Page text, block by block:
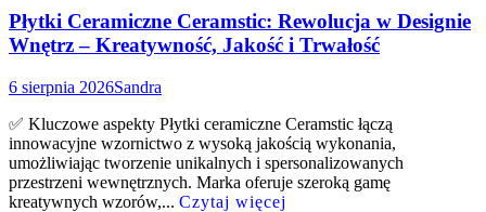
Płytki Ceramiczne Ceramstic: Rewolucja w Designie
Wnętrz – Kreatywność, Jakość i Trwałość
6 sierpnia 2026Sandra
✅ Kluczowe aspekty Płytki ceramiczne Ceramstic łączą
innowacyjne wzornictwo z wysoką jakością wykonania,
umożliwiając tworzenie unikalnych i spersonalizowanych
przestrzeni wewnętrznych. Marka oferuje szeroką gamę
kreatywnych wzorów,... Czytaj więcej